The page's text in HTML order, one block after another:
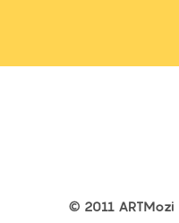
© 2011 ARTMozi